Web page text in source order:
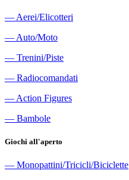
― Aerei/Elicotteri
― Auto/Moto
― Trenini/Piste
― Radiocomandati
― Action Figures
― Bambole
Giochi all'aperto
― Monopattini/Tricicli/Biciclette